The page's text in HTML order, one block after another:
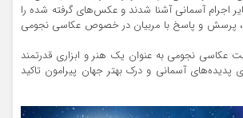
اجرام آسمانی آشنا شدند و عکس‌های گرفته شده را
پرسش و پاسخ با مربیان در خصوص عکاسی نجومی
عکاسی نجومی به عنوان یک هنر و ابزاری قدرتمند
آسمانی و درک بهتر جهان پیرامون تاکید